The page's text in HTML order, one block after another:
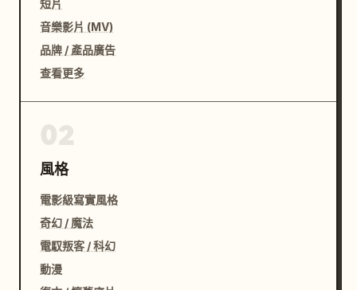
短片
音樂影片 (MV)
品牌 / 產品廣告
查看更多
風格
電影級寫實風格
奇幻 / 魔法
電馭叛客 / 科幻
動漫